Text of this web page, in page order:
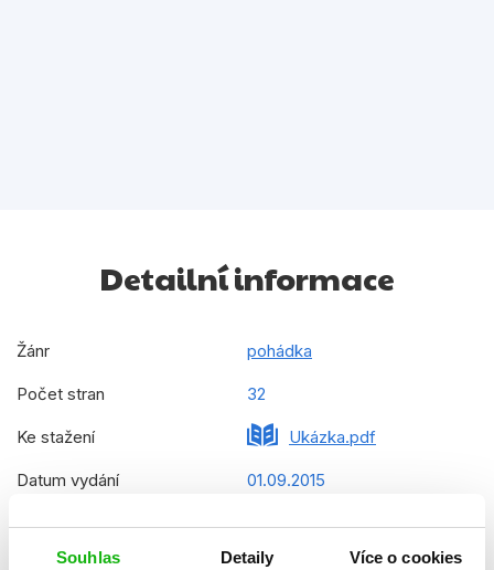
Souhlas Detaily Více o cookies
Detailní informace
Žánr pohádka
Počet stran 32
Ke stažení Ukázka.pdf
Datum vydání 01.09.2015
Formát 205x285 mm